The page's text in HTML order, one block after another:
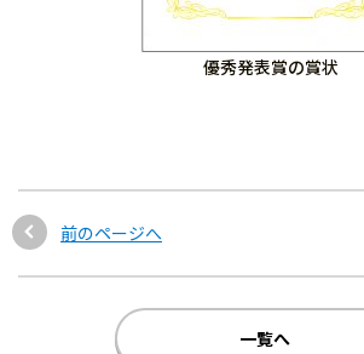
優秀発表賞の賞状
前のページへ
一覧へ